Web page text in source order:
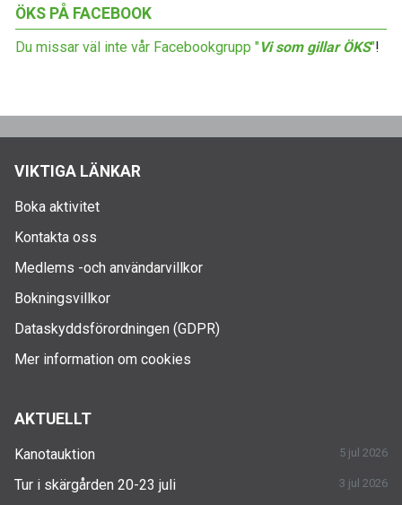
ÖKS PÅ FACEBOOK
Du missar väl inte vår Facebookgrupp "Vi som gillar ÖKS"!
VIKTIGA LÄNKAR
Boka aktivitet
Kontakta oss
Medlems -och användarvillkor
Bokningsvillkor
Dataskyddsförordningen (GDPR)
Mer information om cookies
AKTUELLT
Kanotauktion 5 jul 2026
Tur i skärgården 20-23 juli 3 jul 2026